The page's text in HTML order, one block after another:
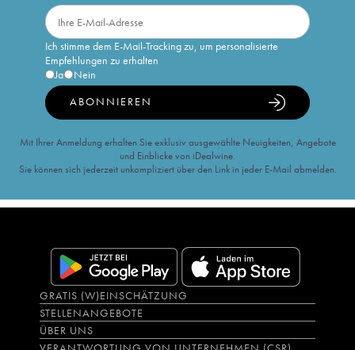
Ich stimme dem E-Mail-Tracking zu, um personalisierte
Empfehlungen zu erhalten
Ja
Nein
ABONNIEREN
Mit Ihrer Anmeldung erhalten Sie exklusiv ausgewählte Neuigkeiten, Angebote
und Einblicke von iDealwine.
Sie können sich jederzeit unkompliziert über den Link in jeder E-Mail abmelden.
GRATIS (W)EINSCHÄTZUNG
STELLENANGEBOTE
ÜBER UNS